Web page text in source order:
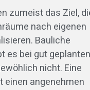
zumeist das Ziel,
nach eigenen
Bauliche
es bei gut geplanten
nicht. Eine
einen angenehmen